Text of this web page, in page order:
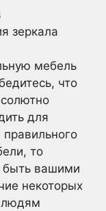
зеркала
мебель
что
для
то
быть вашими
некоторых
людям